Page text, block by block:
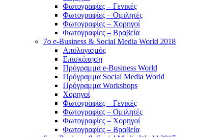
Φωτογραφίες – Γενικές
Φωτογραφίες – Ομιλητές
Φωτογραφίες – Χορηγοί
Φωτογραφίες – Βραβεία
7o e-Business & Social Media World 2018
Απολογισμός
Επισκόπηση
Πρόγραμμα e-Business World
Πρόγραμμα Social Media World
Πρόγραμμα Workshops
Χορηγοί
Φωτογραφίες – Γενικές
Φωτογραφίες – Ομιλητές
Φωτογραφίες – Χορηγοί
Φωτογραφίες – Βραβεία